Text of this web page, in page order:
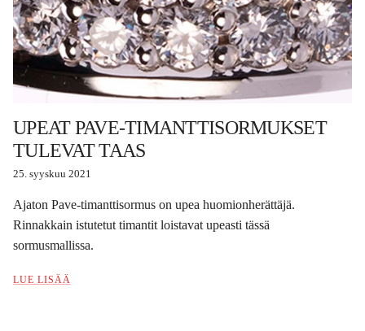
UPEAT PAVE-TIMANTTISORMUKSET
TULEVAT TAAS
25. syyskuu 2021
Ajaton Pave-timanttisormus on upea huomionherättäjä.
Rinnakkain istutetut timantit loistavat upeasti tässä
sormusmallissa.
LUE LISÄÄ